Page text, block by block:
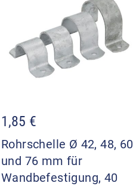
1,85 €
Rohrschelle Ø 42, 48, 60
und 76 mm für
Wandbefestigung, 40